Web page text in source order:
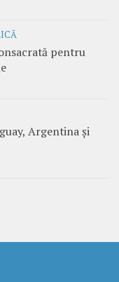
pentru
Argentina și